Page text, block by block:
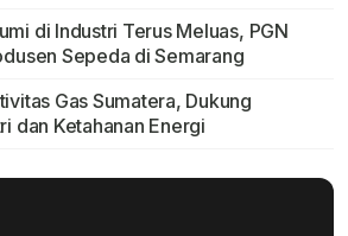
di Industri Terus Meluas, PGN
Sepeda di Semarang
Gas Sumatera, Dukung
dan Ketahanan Energi